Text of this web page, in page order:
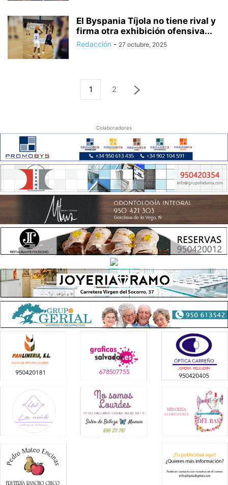
El Byspania Tíjola no tiene rival y
firma otra exhibición ofensiva...
Redacción - 27 octubre, 2025
1 2
Colaboradores